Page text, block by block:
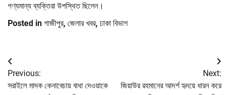
গণ্যমান্য ব্যক্তিরা উপস্থিত ছিলেন।
Posted in গাজীপুর, জেলার খবর, ঢাকা বিভাগ
Post
navigation
Previous:
সরাইলে মাদক কেনাবেচায় বাধা দেওয়াকে
Next:
জিয়াউর রহমানের আদর্শ হৃদয়ে ধারন করে